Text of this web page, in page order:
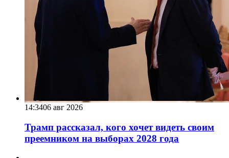
14:3406 авг 2026
Трамп рассказал, кого хочет видеть своим
преемником на выборах 2028 года